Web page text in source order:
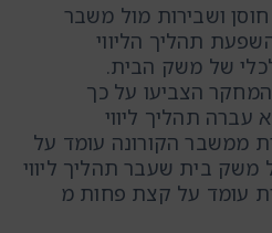
ושבירות מול משבר
תהליך הליווי
של משק הבית.
הצביעו על כך
תהליך ליווי
ממשבר הקורונה עומד על
של משק בית שעבר תהליך ליווי
עומד על קצת פחות מ